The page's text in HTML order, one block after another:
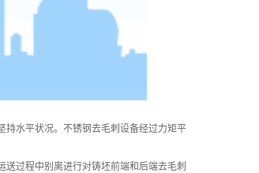
水平状况。不锈钢去毛刺设备经过力矩平
过程中别离进行对铸坯前端和后端去毛刺